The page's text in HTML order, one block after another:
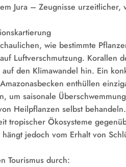
Jura – Zeugnisse urzeitlicher,
wie bestimmte
Luftverschmutzung. Korallen
den Klimawandel hin. Ein
enthüllen
um saisonale
Heilpflanzen selbst
tropischer Ökosysteme
jedoch vom Erhalt von
Tourismus durch: